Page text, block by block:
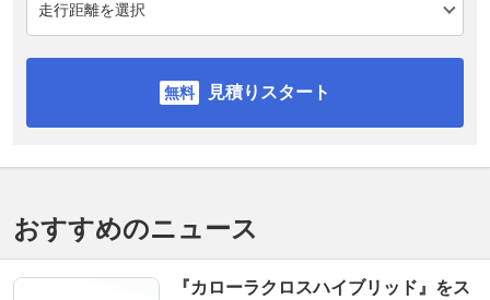
見積りスタート
おすすめのニュース
『カローラクロスハイブリッド』をス